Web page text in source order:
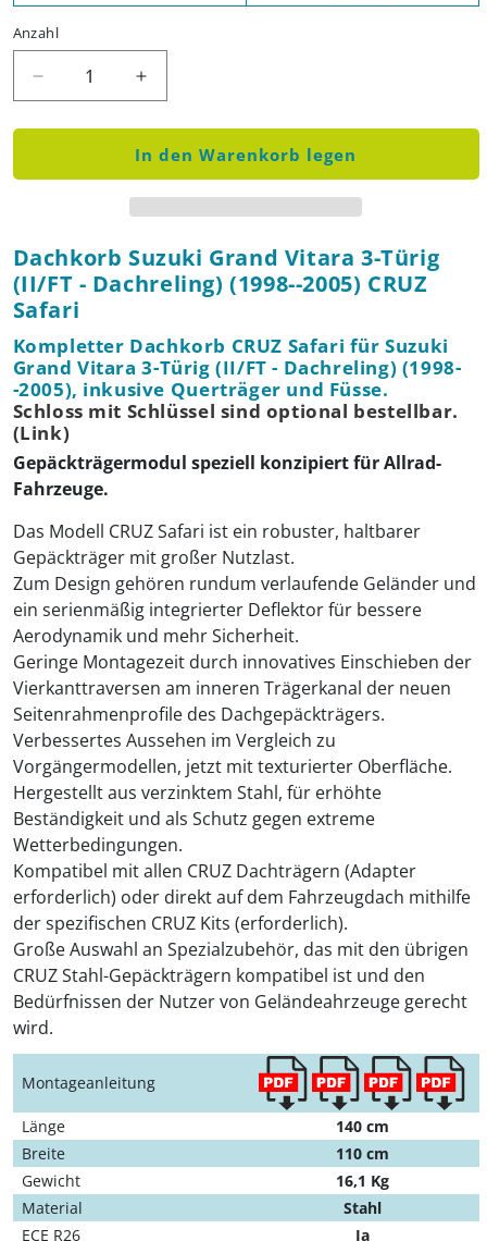
Anzahl
Verringere die Menge für Dachkorb Suzuki
Erhöhe die Menge für Dachkorb
In den Warenkorb legen
Dachkorb Suzuki Grand Vitara 3-Türig
(II/FT - Dachreling) (1998--2005) CRUZ
Safari
Kompletter Dachkorb CRUZ Safari für Suzuki
Grand Vitara 3-Türig (II/FT - Dachreling) (1998-
-2005), inkusive Querträger und Füsse.
Schloss mit Schlüssel sind optional bestellbar.
(Link)
Gepäckträgermodul speziell konzipiert für Allrad-
Fahrzeuge.
Das Modell CRUZ Safari ist ein robuster, haltbarer
Gepäckträger mit großer Nutzlast.
Zum Design gehören rundum verlaufende Geländer und
ein serienmäßig integrierter Deflektor für bessere
Aerodynamik und mehr Sicherheit.
Geringe Montagezeit durch innovatives Einschieben der
Vierkanttraversen am inneren Trägerkanal der neuen
Seitenrahmenprofile des Dachgepäckträgers.
Verbessertes Aussehen im Vergleich zu
Vorgängermodellen, jetzt mit texturierter Oberfläche.
Hergestellt aus verzinktem Stahl, für erhöhte
Beständigkeit und als Schutz gegen extreme
Wetterbedingungen.
Kompatibel mit allen CRUZ Dachträgern (Adapter
erforderlich) oder direkt auf dem Fahrzeugdach mithilfe
der spezifischen CRUZ Kits (erforderlich).
Große Auswahl an Spezialzubehör, das mit den übrigen
CRUZ Stahl-Gepäckträgern kompatibel ist und den
Bedürfnissen der Nutzer von Geländeahrzeuge gerecht
wird.
Montageanleitung
Länge
140 cm
Breite
110 cm
Gewicht
16,1 Kg
Material
Stahl
ECE R26
Ja